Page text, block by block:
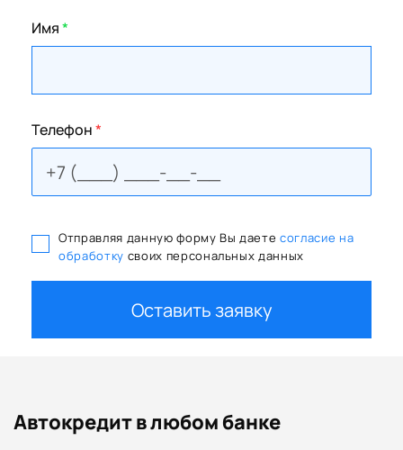
Имя*
Телефон*
Отправляя данную форму Вы даете согласие на
обработку своих персональных данных
Оставить заявку
Автокредит в любом банке